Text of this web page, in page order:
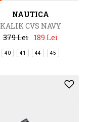
NAUTICA
KALIK CVS NAVY
379 Lei
189 Lei
40 41 44 45